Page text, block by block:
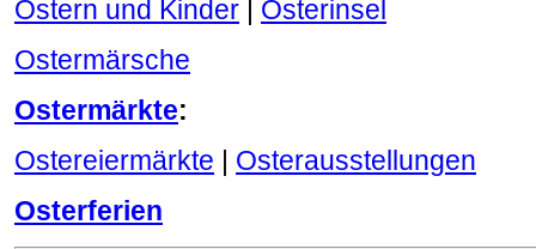
Ostern und Kinder
Osterinsel
Ostermärsche
Ostermärkte:
Ostereiermärkte
Osterausstellungen
Osterferien